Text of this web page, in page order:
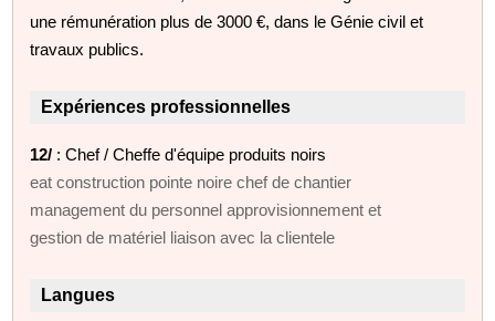
une rémunération plus de 3000 €, dans le Génie civil et
travaux publics.
Expériences professionnelles
12/ : Chef / Cheffe d'équipe produits noirs
eat construction pointe noire chef de chantier
management du personnel approvisionnement et
gestion de matériel liaison avec la clientele
Langues